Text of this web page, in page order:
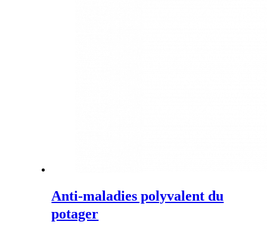
Anti-maladies polyvalent du
potager